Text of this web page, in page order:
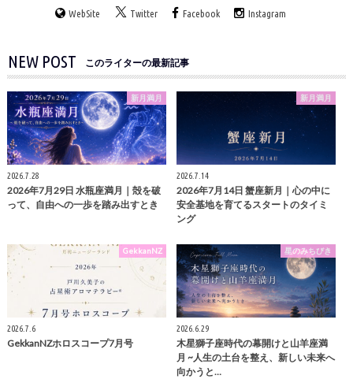
WebSite Twitter Facebook Instagram
NEW POST このライターの最新記事
新月満月
2026.7.28
2026年7月29日 水瓶座満月｜殻を破
って、自由への一歩を踏み出すとき
新月満月
2026.7.14
2026年7月14日 蟹座新月｜心の中に
安全基地を育てるスタートのタイミ
ング
GekkanNZ
2026.7.6
GekkanNZホロスコープ7月号
星のみちびき
2026.6.29
木星獅子座時代の幕開けと山羊座満
月 ~人生の土台を整え、新しい未来へ
向かうと…